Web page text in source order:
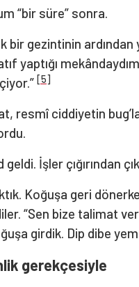
“bir süre” sonra.
bir gezintinin
yaptığı
[5]
resmî ciddiyetin
İşler çığırından
Koğuşa geri
“Sen bize talimat
girdik. Dip dibe
gerekçesiyle